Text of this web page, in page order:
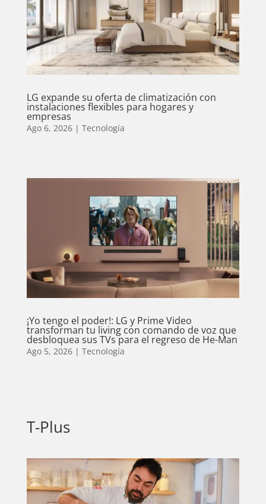
LG expande su oferta de climatización con
instalaciones flexibles para hogares y
empresas
Ago 6, 2026| Tecnología
¡Yo tengo el poder!: LG y Prime Video
transforman tu living con comando de voz que
desbloquea sus TVs para el regreso de He-Man
Ago 5, 2026| Tecnología
T-Plus